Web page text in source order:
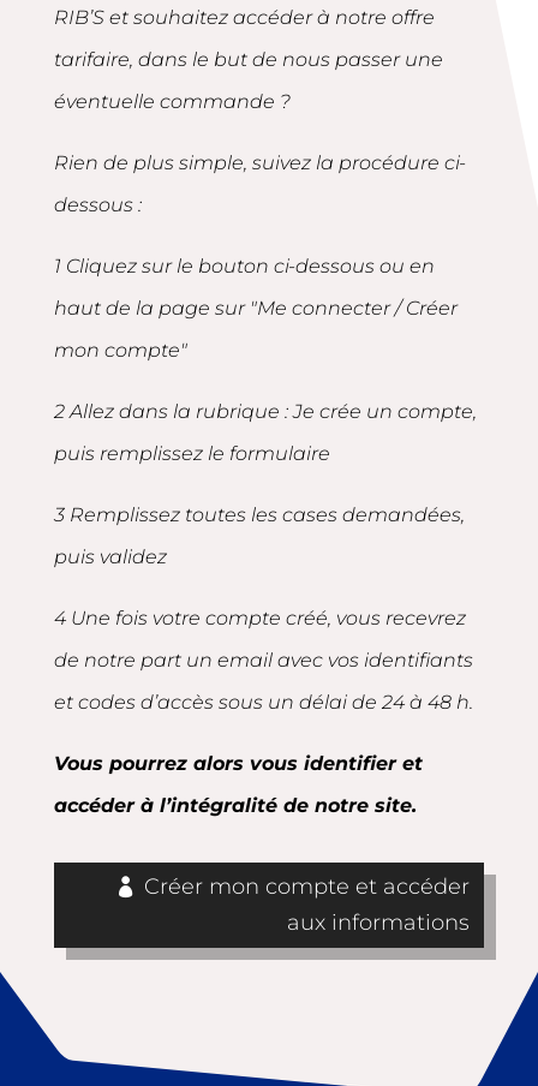
RIB’S et souhaitez accéder à notre offre
tarifaire, dans le but de nous passer une
éventuelle commande ?
Rien de plus simple, suivez la procédure ci-
dessous :
1 Cliquez sur le bouton ci-dessous ou en
haut de la page sur "Me connecter / Créer
mon compte"
2 Allez dans la rubrique : Je crée un compte,
puis remplissez le formulaire
3 Remplissez toutes les cases demandées,
puis validez
4 Une fois votre compte créé, vous recevrez
de notre part un email avec vos identifiants
et codes d’accès sous un délai de 24 à 48 h.
Vous pourrez alors vous identifier et
accéder à l’intégralité de notre site.
Créer mon compte et accéder
aux informations